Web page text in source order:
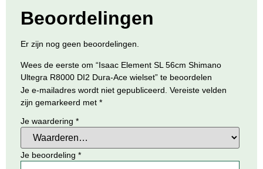
Beoordelingen
Er zijn nog geen beoordelingen.
Wees de eerste om “Isaac Element SL 56cm Shimano
Ultegra R8000 DI2 Dura-Ace wielset” te beoordelen
Je e-mailadres wordt niet gepubliceerd. Vereiste velden
zijn gemarkeerd met *
Je waardering *
Je beoordeling *